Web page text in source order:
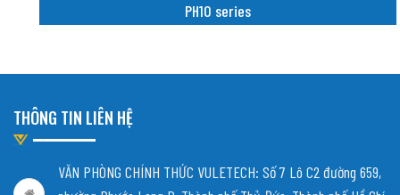
PH10 series
THÔNG TIN LIÊN HỆ
VĂN PHÒNG CHÍNH THỨC VULETECH: Số 7 Lô C2 đường 659,